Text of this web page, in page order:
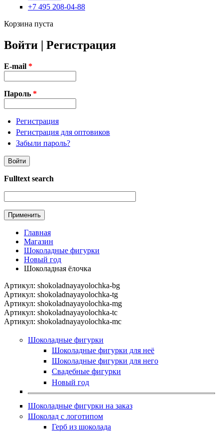
+7 495 208-04-88
Корзина пуста
Войти | Регистрация
E-mail *
Пароль *
Регистрация
Регистрация для оптовиков
Забыли пароль?
Fulltext search
Главная
Магазин
Шоколадные фигурки
Новый год
Шоколадная ёлочка
Артикул: shokoladnayayolochka-bg
Артикул: shokoladnayayolochka-tg
Артикул: shokoladnayayolochka-mg
Артикул: shokoladnayayolochka-tc
Артикул: shokoladnayayolochka-mc
Шоколадные фигурки
Шоколадные фигурки для неё
Шоколадные фигурки для него
Свадебные фигурки
Новый год
Шоколадные фигурки на заказ
Шоколад с логотипом
Герб из шоколада